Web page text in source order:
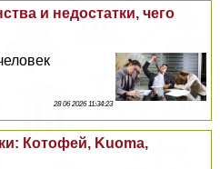
и недостатки, чего
28 06 2026 11:34:23
Котофей, Kuoma,